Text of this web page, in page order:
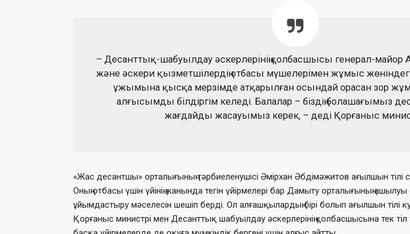
– Десанттық-шабуылдау әскерлерінің қолбасшысы генерал-
және әскери қызметшілердің отбасы мүшелерімен жұмыс
ұжымына қысқа мерзімде атқарылған осындай орасан зор
алғысымды білдіргім келеді. Балалар – біздің болашағымыз
жағдайды жасауымыз керек, – деді Қорғаныс
«Жас десантшы» орталығының тәрбиеленушісі Әмірхан Әбдімәжитов ағылшын
Оның отбасы үшін үйінің жанында тегін үйірмелері бар Дамыту орталығының
ұйымдастыру мәселесін шешіп берді. Ол алғашқылардың бірі болып ағылшын
Қорғаныс министрі мен Десанттық шабуылдау әскерлерінің қолбасшысына тек тіл